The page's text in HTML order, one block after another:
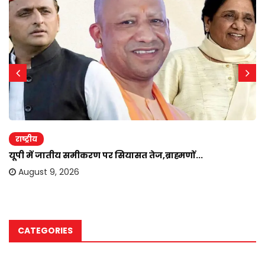
राष्ट्रीय
यूपी में जातीय समीकरण पर सियासत तेज,ब्राह्मणों...
August 9, 2026
CATEGORIES